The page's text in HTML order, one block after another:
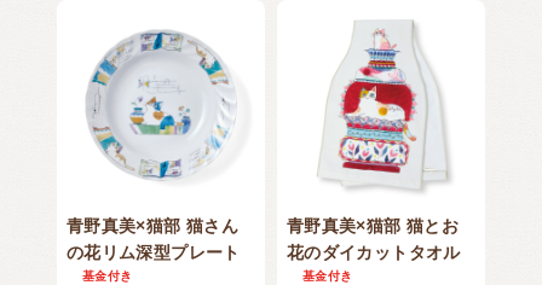
青野真美×猫部 猫さん
の花リム深型プレート
基金付き
青野真美×猫部 猫とお
花のダイカットタオル
基金付き